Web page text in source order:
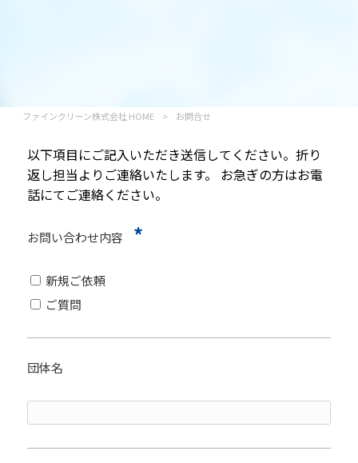
ファインクリーン株式会社 HOME > お問合せ
以下項目にご記入いただき送信してください。折り
返し担当よりご連絡いたします。 お急ぎの方はお電
話にてご連絡ください。
お問い合わせ内容 *
新規ご依頼
ご質問
団体名